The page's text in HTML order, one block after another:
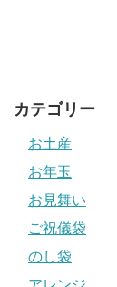
カテゴリー
お土産
お年玉
お見舞い
ご祝儀袋
のし袋